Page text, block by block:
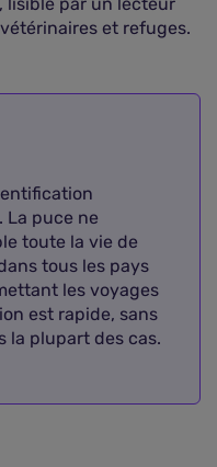
et refuges.
La puce ne
toute la vie de
tous les pays
les voyages
est rapide, sans
la plupart des cas.